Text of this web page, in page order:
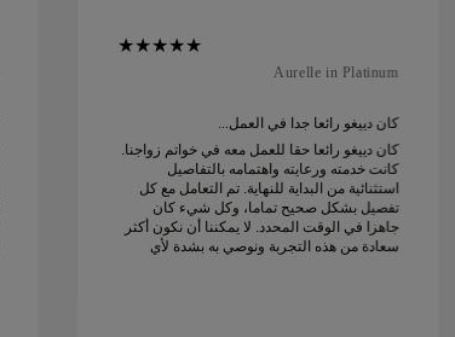
Aurelle in Platinum
كان دييغو رائعا جدا في العمل...
كان دييغو رائعا حقا للعمل معه في خواتم زواجنا.
كانت خدمته ورعايته واهتمامه بالتفاصيل
استثنائية من البداية للنهاية. تم التعامل مع كل
تفصيل بشكل صحيح تماما، وكل شيء كان
جاهزا في الوقت المحدد. لا يمكننا أن نكون أكثر
سعادة من هذه التجربة ونوصي به بشدة لأي